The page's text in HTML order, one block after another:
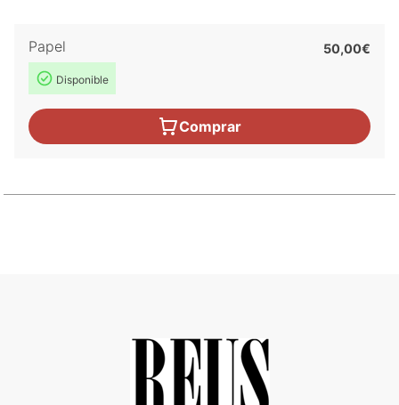
Papel
Disponible
50,00€
Comprar